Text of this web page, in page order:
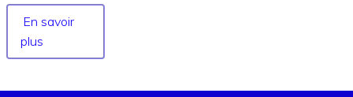
En savoir
plus
Année